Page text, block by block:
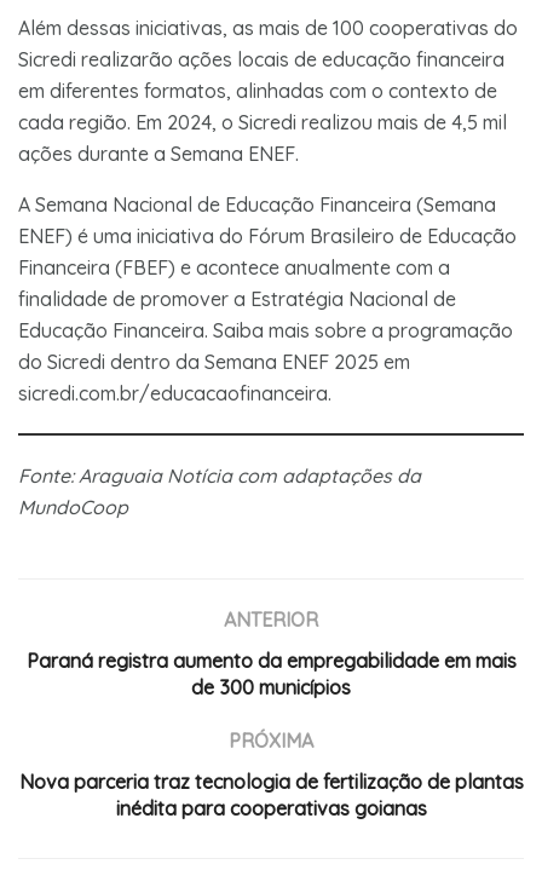
Além dessas iniciativas, as mais de 100 cooperativas do
Sicredi realizarão ações locais de educação financeira
em diferentes formatos, alinhadas com o contexto de
cada região. Em 2024, o Sicredi realizou mais de 4,5 mil
ações durante a Semana ENEF.
A Semana Nacional de Educação Financeira (Semana
ENEF) é uma iniciativa do Fórum Brasileiro de Educação
Financeira (FBEF) e acontece anualmente com a
finalidade de promover a Estratégia Nacional de
Educação Financeira. Saiba mais sobre a programação
do Sicredi dentro da Semana ENEF 2025 em
sicredi.com.br/educacaofinanceira.
Fonte: Araguaia Notícia com adaptações da
MundoCoop
ANTERIOR
Paraná registra aumento da empregabilidade em mais
de 300 municípios
PRÓXIMA
Nova parceria traz tecnologia de fertilização de plantas
inédita para cooperativas goianas